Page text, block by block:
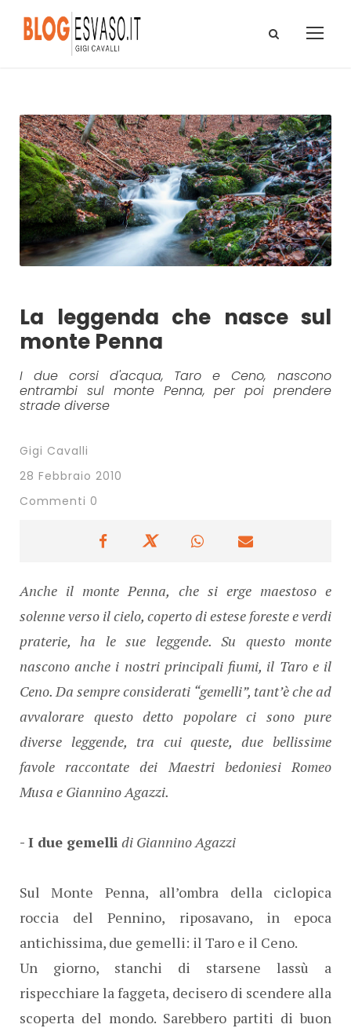
La leggenda che nasce sul
monte Penna
I due corsi d'acqua, Taro e Ceno, nascono
entrambi sul monte Penna, per poi prendere
strade diverse
Gigi Cavalli
28 Febbraio 2010
Commenti 0
Anche il monte Penna, che si erge maestoso e
solenne verso il cielo, coperto di estese foreste e verdi
praterie, ha le sue leggende. Su questo monte
nascono anche i nostri principali fiumi, il Taro e il
Ceno. Da sempre considerati “gemelli”, tant’è che ad
avvalorare questo detto popolare ci sono pure
diverse leggende, tra cui queste, due bellissime
favole raccontate dei Maestri bedoniesi Romeo
Musa e Giannino Agazzi.
- I due gemelli di Giannino Agazzi
Sul Monte Penna, all’ombra della ciclopica
roccia del Pennino, riposavano, in epoca
antichissima, due gemelli: il Taro e il Ceno.
Un giorno, stanchi di starsene lassù a
rispecchiare la faggeta, decisero di scendere alla
scoperta del mondo. Sarebbero partiti di buon